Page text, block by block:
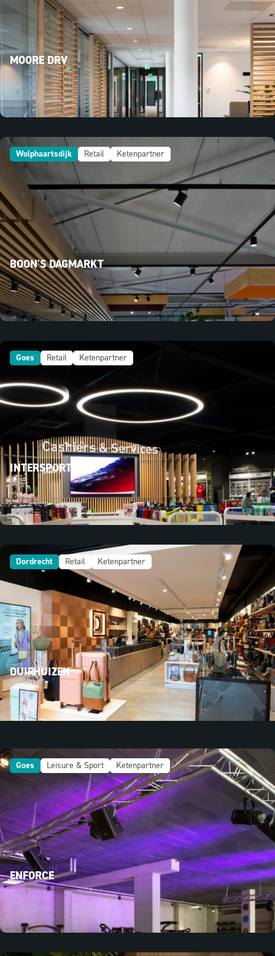
MOORE DRV
Wolphaartsdijk Retail Ketenpartner
BOON'S DAGMARKT
Goes Retail Ketenpartner
INTERSPORT
Dordrecht Retail Ketenpartner
DUIFHUIZEN
Goes Leisure & Sport Ketenpartner
ENFORCE